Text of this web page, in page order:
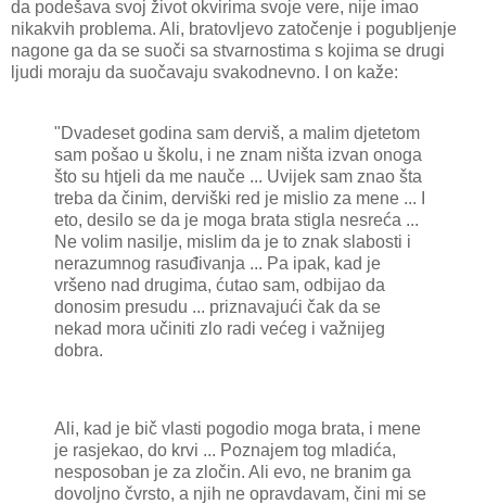
da podešava svoj život okvirima svoje vere, nije imao
nikakvih problema. Ali, bratovljevo zatočenje i pogubljenje
nagone ga da se suoči sa stvarnostima s kojima se drugi
ljudi moraju da suočavaju svakodnevno. I on kaže:
"Dvadeset godina sam derviš, a malim djetetom
sam pošao u školu, i ne znam ništa izvan onoga
što su htjeli da me nauče ... Uvijek sam znao šta
treba da činim, derviški red je mislio za mene ... I
eto, desilo se da je moga brata stigla nesreća ...
Ne volim nasilje, mislim da je to znak slabosti i
nerazumnog rasuđivanja ... Pa ipak, kad je
vršeno nad drugima, ćutao sam, odbijao da
donosim presudu ... priznavajući čak da se
nekad mora učiniti zlo radi većeg i važnijeg
dobra.
Ali, kad je bič vlasti pogodio moga brata, i mene
je rasjekao, do krvi ... Poznajem tog mladića,
nesposoban je za zločin. Ali evo, ne branim ga
dovoljno čvrsto, a njih ne opravdavam, čini mi se